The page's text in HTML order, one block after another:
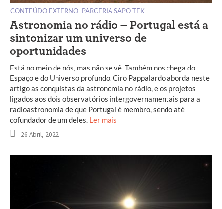
CONTEÚDO EXTERNO PARCERIA SAPO TEK
Astronomia no rádio – Portugal está a
sintonizar um universo de
oportunidades
Está no meio de nós, mas não se vê. Também nos chega do
Espaço e do Universo profundo. Ciro Pappalardo aborda neste
artigo as conquistas da astronomia no rádio, e os projetos
ligados aos dois observatórios intergovernamentais para a
radioastronomia de que Portugal é membro, sendo até
cofundador de um deles. Ler mais
26 Abril, 2022